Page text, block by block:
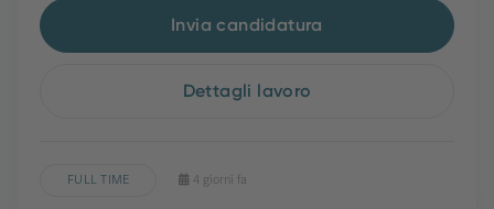
Invia candidatura
Dettagli lavoro
FULL TIME 4 giorni fa